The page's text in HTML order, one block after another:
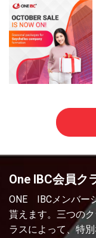
One IBC会員ク
ONE IBCメンバー
貰えます。三つの
ラスによって、特